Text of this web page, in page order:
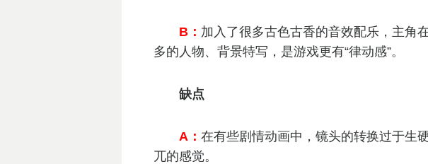
B： 加入了很多古色古香的音效配乐，主角
多的人物、背景特写，是游戏更有“律动感”。
缺点
A： 在有些剧情动画中，镜头的转换过于生
兀的感觉。